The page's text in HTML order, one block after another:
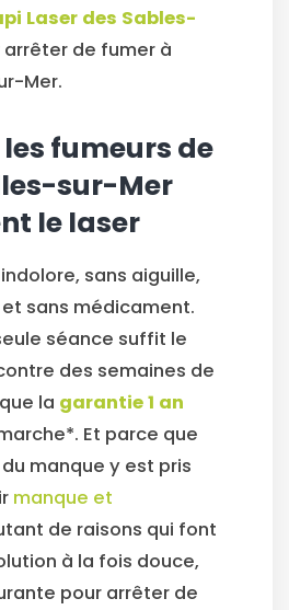
Laser des Sables-
arrêter de fumer à
Mer.
fumeurs de
sur-Mer
le laser
sans aiguille,
sans médicament.
séance suffit le
des semaines de
la garantie 1 an
Et parce que
manque y est pris
manque et
de raisons qui font
à la fois douce,
pour arrêter de